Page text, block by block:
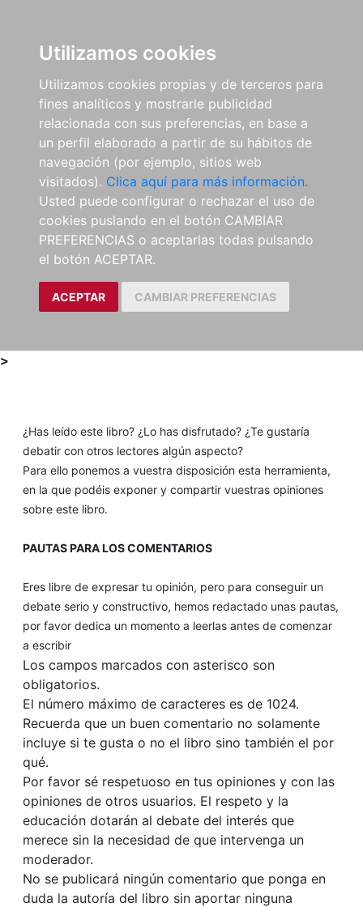
Utilizamos cookies
Utilizamos cookies propias y de terceros para
fines analíticos y mostrarle publicidad
relacionada con sus preferencias, en base a
un perfil elaborado a partir de su hábitos de
navegación (por ejemplo, sitios web
visitados). Clica aquí para más información.
Usted puede configurar o rechazar el uso de
cookies puslando en el botón CAMBIAR
PREFERENCIAS o aceptarlas todas pulsando
el botón ACEPTAR.
ACEPTAR CAMBIAR PREFERENCIAS
>
¿Has leído este libro? ¿Lo has disfrutado? ¿Te gustaría
debatir con otros lectores algún aspecto?
Para ello ponemos a vuestra disposición esta herramienta,
en la que podéis exponer y compartir vuestras opiniones
sobre este libro.
PAUTAS PARA LOS COMENTARIOS
Eres libre de expresar tu opinión, pero para conseguir un
debate serio y constructivo, hemos redactado unas pautas,
por favor dedica un momento a leerlas antes de comenzar
a escribir
Los campos marcados con asterisco son
obligatorios.
El número máximo de caracteres es de 1024.
Recuerda que un buen comentario no solamente
incluye si te gusta o no el libro sino también el por
qué.
Por favor sé respetuoso en tus opiniones y con las
opiniones de otros usuarios. El respeto y la
educación dotarán al debate del interés que
merece sin la necesidad de que intervenga un
moderador.
No se publicará ningún comentario que ponga en
duda la autoría del libro sin aportar ninguna